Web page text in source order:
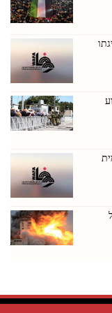
ב ...
הפל ...
...
שבבקעת ...